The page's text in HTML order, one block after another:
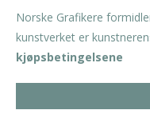
Norske Grafikere
kunstverket er
kjøpsbetingelsene